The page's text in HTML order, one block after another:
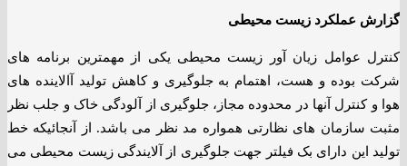
گزارش عملکرد زیست محیطی
کنترل عوامل زیان آور زیست محیطی یکی از مهمترین برنامه های
شرکت بوده و هست، اهتمام به جلوگیری و کاهش تولید آالاینده های
هوا و کنترل آنها در محدوده مجاز، جلوگیری از آلودگی خاک و جلب نظر
مثبت سازمان های نظارتی همواره مد نظر می باشد. از آنجائیکه خط
تولید این دارای بک فیلتر جهت جلوگیری از آلایندگی زیست محیطی می